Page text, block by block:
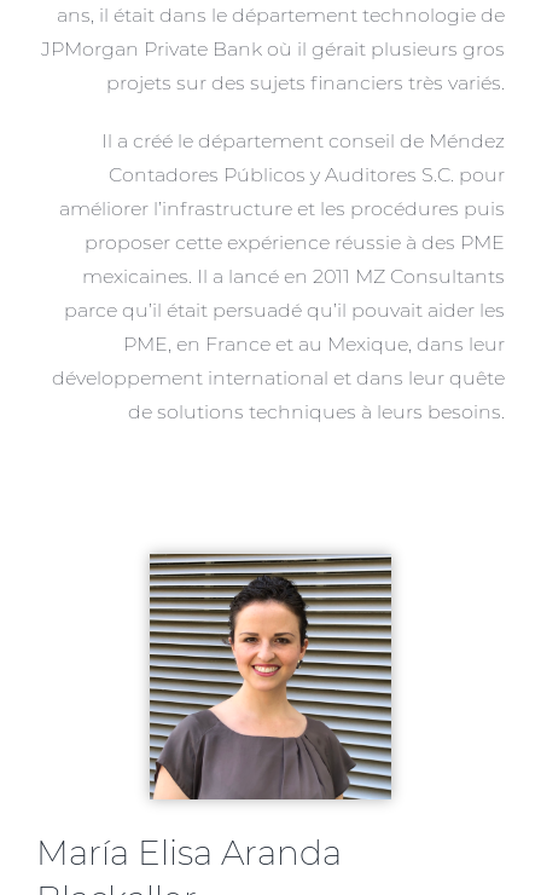
ans, il était dans le département technologie de
JPMorgan Private Bank où il gérait plusieurs gros
projets sur des sujets financiers très variés.
Il a créé le département conseil de Méndez
Contadores Públicos y Auditores S.C. pour
améliorer l’infrastructure et les procédures puis
proposer cette expérience réussie à des PME
mexicaines. Il a lancé en 2011 MZ Consultants
parce qu’il était persuadé qu’il pouvait aider les
PME, en France et au Mexique, dans leur
développement international et dans leur quête
de solutions techniques à leurs besoins.
María Elisa Aranda